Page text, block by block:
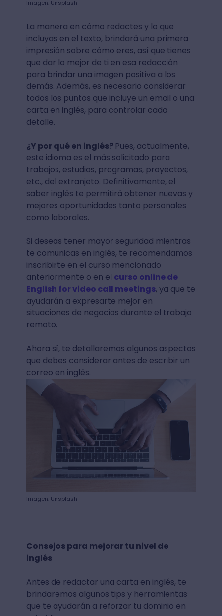
Imagen: Unsplash
La manera en cómo redactes y lo que
incluyas en el texto, brindará una primera
impresión sobre cómo eres, así que tienes
que dar lo mejor de ti en esa redacción
para brindar una imagen positiva a los
demás. Además, es necesario considerar
todos los puntos que incluye un email o una
carta en inglés, para controlar cada
detalle.
¿Y por qué en inglés? Pues, actualmente,
este idioma es el más solicitado para
trabajos, estudios, programas, proyectos,
etc., del extranjeto. Definitivamente, el
saber inglés te permitirá obtener nuevas y
mejores oportunidades tanto personales
como laborales.
Si deseas tener mayor seguridad mientras
te comunicas en inglés, te recomendamos
inscribirte en el curso mencionado
anteriormente o en el curso online de
English for video call meetings, ya que te
ayudarán a expresarte mejor en
situaciones de negocios durante el trabajo
remoto.
Ahora sí, te detallaremos algunos aspectos
que debes considerar antes de escribir un
correo en inglés.
Imagen: Unsplash
Consejos para mejorar tu nivel de
inglés
Antes de redactar una carta en inglés, te
brindaremos algunos tips y herramientas
que te ayudarán a reforzar tu dominio en